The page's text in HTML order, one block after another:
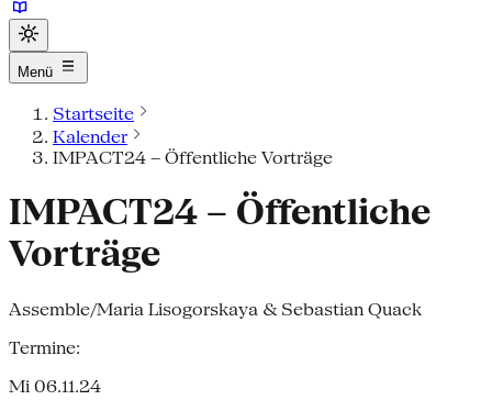
Menü
Startseite
Kalender
IMPACT24 – Öffentliche Vorträge
IMPACT24 – Öffentliche
Vorträge
Assemble/Maria Lisogorskaya & Sebastian Quack
Termine:
Mi 06.11.24